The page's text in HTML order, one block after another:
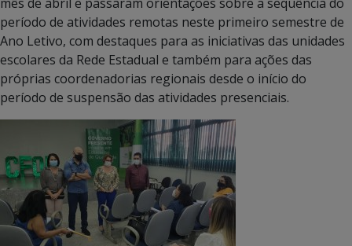
período de atividades remotas neste primeiro semestre de
Ano Letivo, com destaques para as iniciativas das unidades
escolares da Rede Estadual e também para ações das
próprias coordenadorias regionais desde o início do
período de suspensão das atividades presenciais.